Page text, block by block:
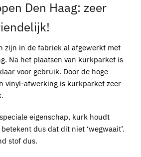
Den Haag: zeer
zijn in de fabriek al afgewerkt met
Na het plaatsen van kurkparket is
voor gebruik. Door de hoge
vinyl-afwerking is kurkparket zeer
eigenschap, kurk houdt
dus dat dit niet ‘wegwaait’.
stof dus.